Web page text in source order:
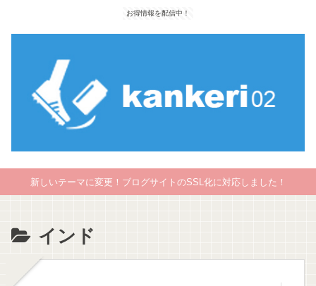
お得情報を配信中！
新しいテーマに変更！ブログサイトのSSL化に対応しました！
インド